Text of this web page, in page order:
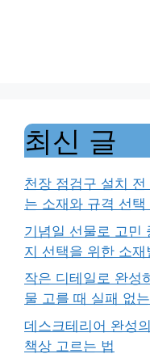
최신 글
천장 점검구 설치
는 소재와 규격 선택
기념일 선물로 고민
지 선택을 위한 소재
작은 디테일로 완성
물 고를 때 실패 없
데스크테리어 완성
책상 고르는 법